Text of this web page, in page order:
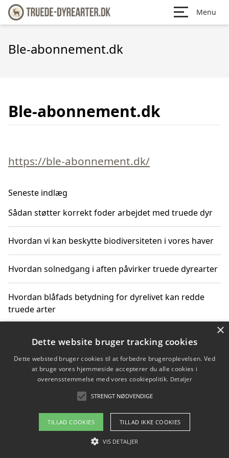
Menu
Ble-abonnement.dk
Ble-abonnement.dk
https://ble-abonnement.dk/
Seneste indlæg
Sådan støtter korrekt foder arbejdet med truede dyr
Hvordan vi kan beskytte biodiversiteten i vores haver
Hvordan solnedgang i aften påvirker truede dyrearter
Hvordan blåfads betydning for dyrelivet kan redde
truede arter
Hvordan kan gaver til unge voksne støtte bevarelsen
Copyright 2026 - Pilanto Aps
Om / kontakt
Blog Betingelser
×
Dette website bruger tracking cookies
Dette websted bruger cookies til at forbedre brugeroplevelsen. Ved
at bruge vores hjemmeside accepterer du alle cookies i
overensstemmelse med vores cookiepolitik. Detaljer
STRENGT NØDVENDIGE
TILLAD COOKIES TILLAD IKKE COOKIES
VIS DETALJER